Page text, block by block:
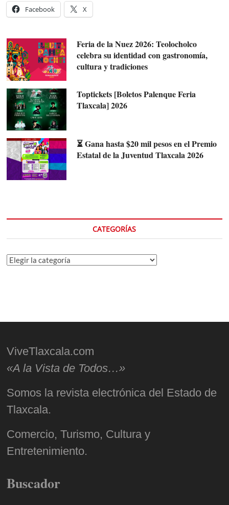
Facebook X
Feria de la Nuez 2026: Teolocholco
celebra su identidad con gastronomía,
cultura y tradiciones
Toptickets [Boletos Palenque Feria
Tlaxcala] 2026
⏳ Gana hasta $20 mil pesos en el Premio
Estatal de la Juventud Tlaxcala 2026
CATEGORÍAS
Categorías
ViveTlaxcala.com
«A la Vista de Todos…»
Somos la revista electrónica del Estado de
Tlaxcala.
Comercio, Turismo, Cultura y
Entretenimiento.
Buscador